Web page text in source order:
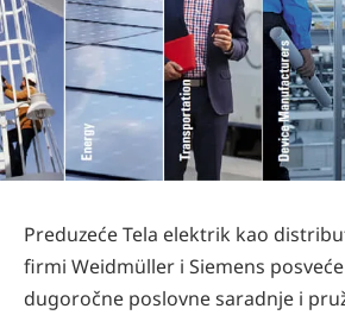
Preduzeće Tela elektrik kao
firmi Weidmüller i Siemens
dugoročne poslovne saradnje i